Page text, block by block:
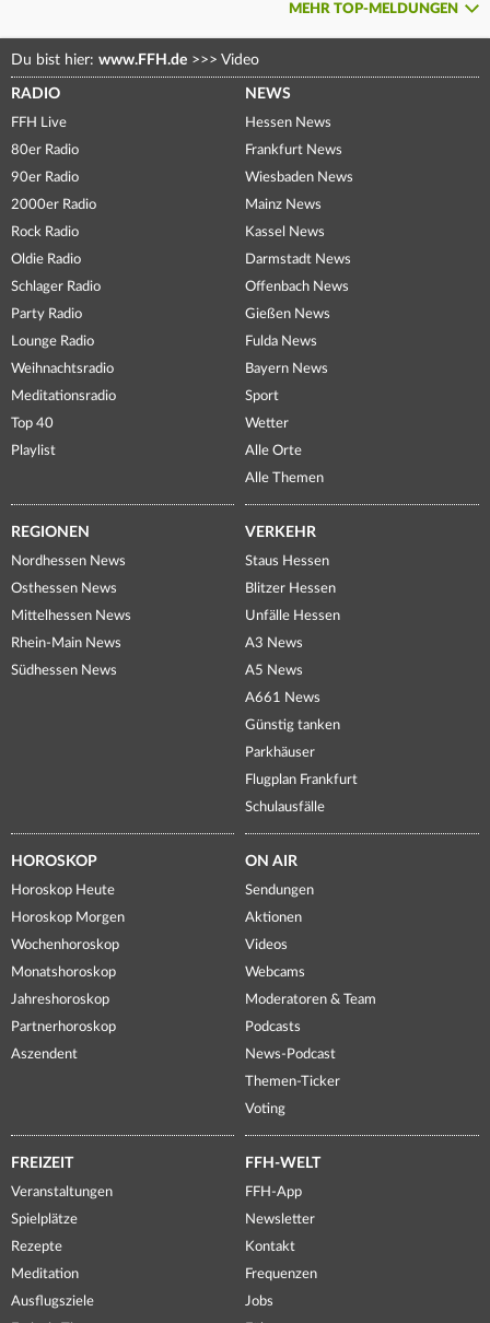
MEHR TOP-MELDUNGEN
Du bist hier: www.FFH.de >>> Video
RADIO
FFH Live
80er Radio
90er Radio
2000er Radio
Rock Radio
Oldie Radio
Schlager Radio
Party Radio
Lounge Radio
Weihnachtsradio
Meditationsradio
Top 40
Playlist
NEWS
Hessen News
Frankfurt News
Wiesbaden News
Mainz News
Kassel News
Darmstadt News
Offenbach News
Gießen News
Fulda News
Bayern News
Sport
Wetter
Alle Orte
Alle Themen
REGIONEN
Nordhessen News
Osthessen News
Mittelhessen News
Rhein-Main News
Südhessen News
VERKEHR
Staus Hessen
Blitzer Hessen
Unfälle Hessen
A3 News
A5 News
A661 News
Günstig tanken
Parkhäuser
Flugplan Frankfurt
Schulausfälle
HOROSKOP
Horoskop Heute
Horoskop Morgen
Wochenhoroskop
Monatshoroskop
Jahreshoroskop
Partnerhoroskop
Aszendent
ON AIR
Sendungen
Aktionen
Videos
Webcams
Moderatoren & Team
Podcasts
News-Podcast
Themen-Ticker
Voting
FREIZEIT
Veranstaltungen
Spielplätze
Rezepte
Meditation
Ausflugsziele
FFH-WELT
FFH-App
Newsletter
Kontakt
Frequenzen
Jobs